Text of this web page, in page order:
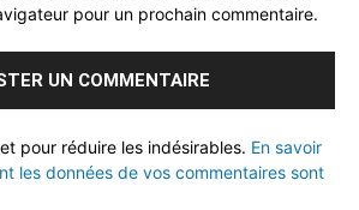
pour un prochain commentaire.
pour réduire les indésirables. En savoir
les données de vos commentaires sont